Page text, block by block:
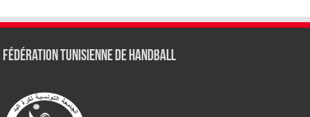
Fédération tunisienne de Handball